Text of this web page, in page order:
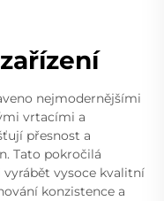
nejmodernějšími
vrtacími a
přesnost a
Tato pokročilá
vysoce kvalitní
konzistence a